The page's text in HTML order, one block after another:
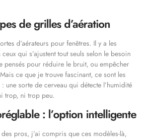
de grilles d’aération
d’aérateurs pour fenêtres. Il y a les
qui s’ajustent tout seuls selon le besoin
pensés pour réduire le bruit, ou empêcher
ce que je trouve fascinant, ce sont les
une sorte de cerveau qui détecte l’humidité
trop, ni trop peu.
: l’option intelligente
pros, j’ai compris que ces modèles-là,